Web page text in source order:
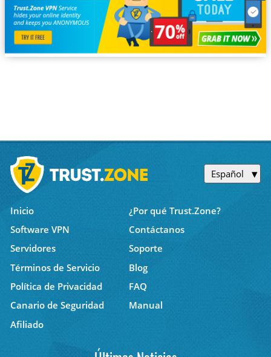
Español
Inicio
¿Por qué Trust.Zone?
Software VPN
Contáctanos
Servidores
Soporte
Términos de Servicio
Blog
Política de Privacidad
FAQ
Canario de Seguridad
Manual
Afiliado